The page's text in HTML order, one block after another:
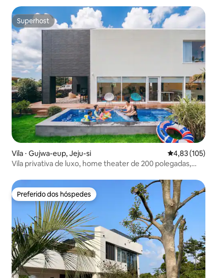
Superhost
Superhost
Vila ⋅ Gujwa-eup, Jeju-si 4,83 de uma
4,83 (105)
Vila privativa de luxo, home theater de 200 polegadas,
Preferido dos hóspedes
Preferido dos hóspedes